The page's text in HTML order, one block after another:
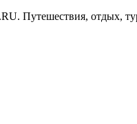
Путешествия, отдых,